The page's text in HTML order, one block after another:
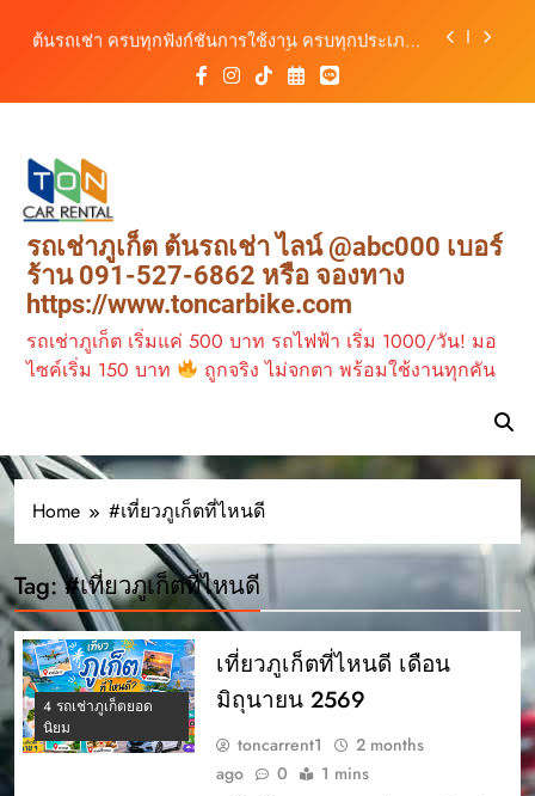
ต้นรถเช่า ครบทุกฟังก์ชันการใช้งาน ครบทุกประเภท
รถ ตอบโจทย์ทุกการเดินทางในภูเก็ต
เช่ารถไฟฟ้าร้านต้นรถเช่า ทางเลือกใหม่ของการ
เที่ยวภูเก็ต ขับเงียบ ประหยัด และทันสมัย
เดินทางสะดวกทุกเส้นทาง
เช่ารถมอเตอร์ไซค์ภูเก็ต กับต้นรถเช่า เดินทาง
สะดวก ราคาประหยัด เริ่มต้นเพียง 150 บาท/วัน
ต้นรถเช่า ครบทุกฟังก์ชันการใช้งาน ครบทุกประเภท
รถ ตอบโจทย์ทุกการเดินทางในภูเก็ต
เช่ารถไฟฟ้าร้านต้นรถเช่า ทางเลือกใหม่ของการ
เที่ยวภูเก็ต ขับเงียบ ประหยัด และทันสมัย
รถเช่าภูเก็ต ต้นรถเช่า ไลน์ @abc000 เบอร์
ร้าน 091-527-6862 หรือ จองทาง
https://www.toncarbike.com
รถเช่าภูเก็ต เริ่มแค่ 500 บาท รถไฟฟ้า เริ่ม 1000/วัน! มอ
ไซค์เริ่ม 150 บาท
ถูกจริง ไม่จกตา พร้อมใช้งานทุกคัน
Home #เที่ยวภูเก็ตที่ไหนดี
Tag:#เที่ยวภูเก็ตที่ไหนดี
4 รถเช่าภูเก็ตยอด
นิยม
เที่ยวภูเก็ตที่ไหนดี เดือน
มิถุนายน 2569
toncarrent1
2 months
ago
0 1 mins